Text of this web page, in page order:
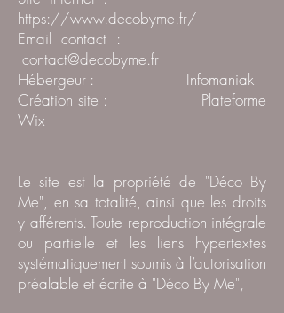
https://www.decobyme.fr/
Email contact :
contact@decobyme.fr
Hébergeur : Infomaniak
Création site : Plateforme
Wix
Le site est la propriété de "Déco By
Me", en sa totalité, ainsi que les droits
y afférents. Toute reproduction intégrale
ou partielle et les liens hypertextes
systématiquement soumis à l’autorisation
préalable et écrite à "Déco By Me",